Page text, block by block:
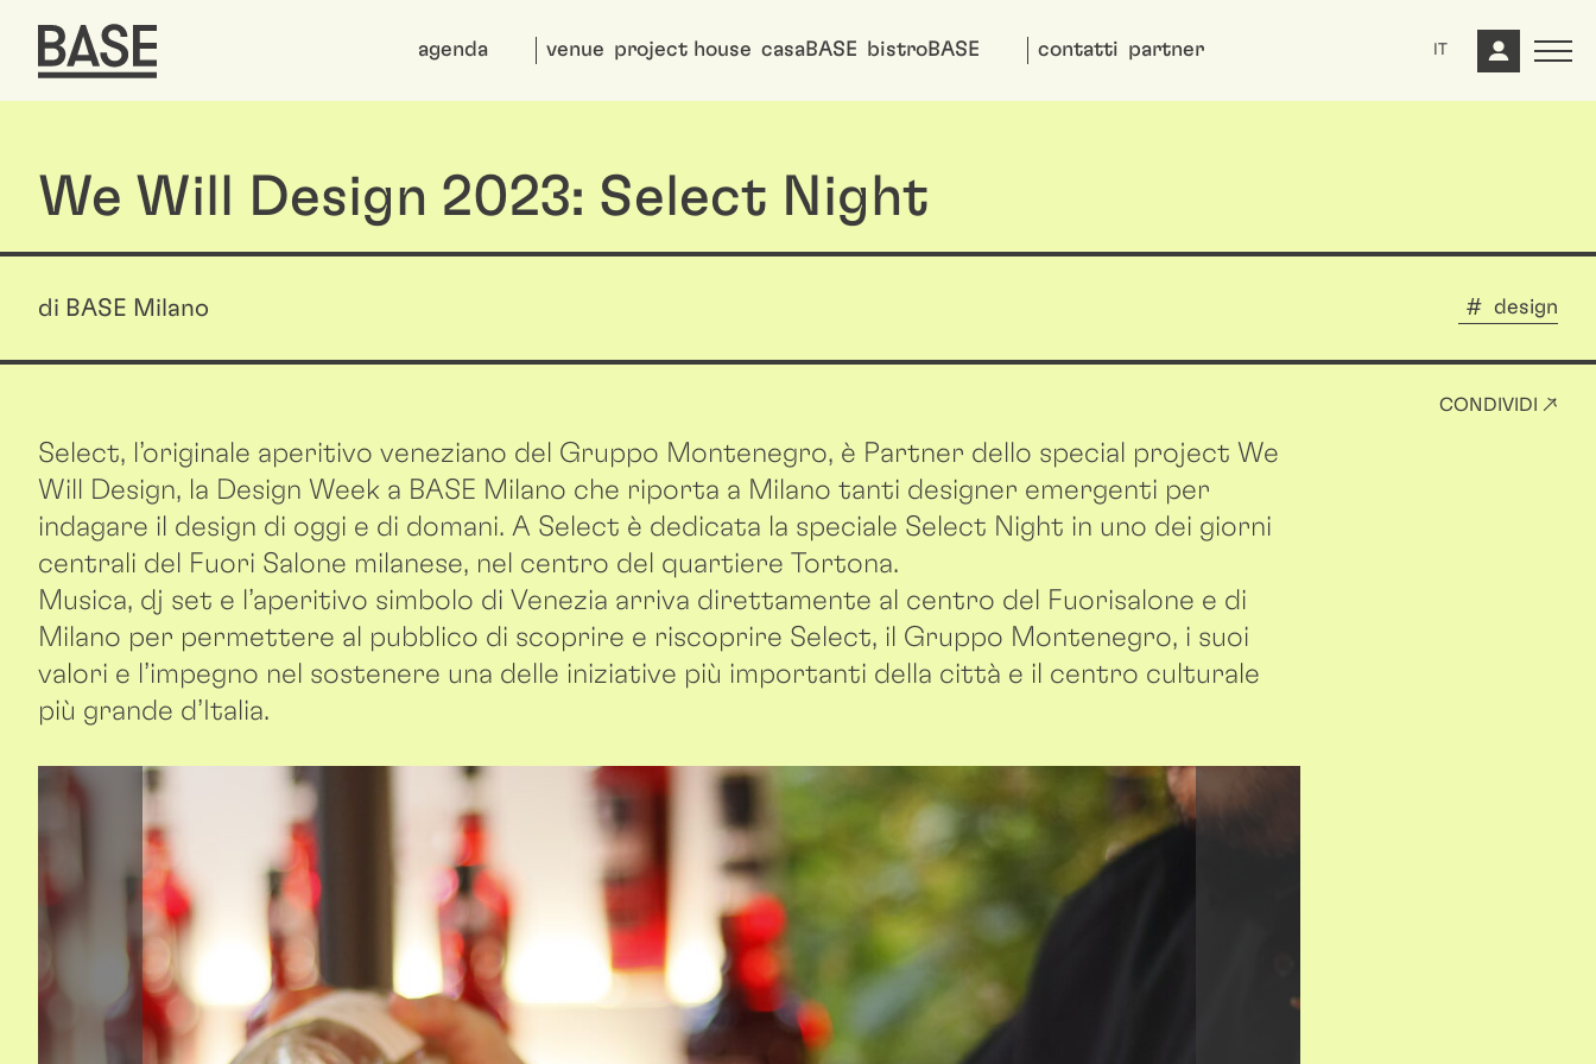
agenda venue project house casaBASE bistroBASE contatti partner IT
We Will Design 2023: Select Night
di BASE Milano design
CONDIVIDI ↗
Select, l’originale aperitivo veneziano del Gruppo Montenegro, è Partner dello special project We
Will Design, la Design Week a BASE Milano che riporta a Milano tanti designer emergenti per
indagare il design di oggi e di domani. A Select è dedicata la speciale Select Night in uno dei giorni
centrali del Fuori Salone milanese, nel centro del quartiere Tortona.
Musica, dj set e l’aperitivo simbolo di Venezia arriva direttamente al centro del Fuorisalone e di
Milano per permettere al pubblico di scoprire e riscoprire Select, il Gruppo Montenegro, i suoi
valori e l’impegno nel sostenere una delle iniziative più importanti della città e il centro culturale
più grande d’Italia.